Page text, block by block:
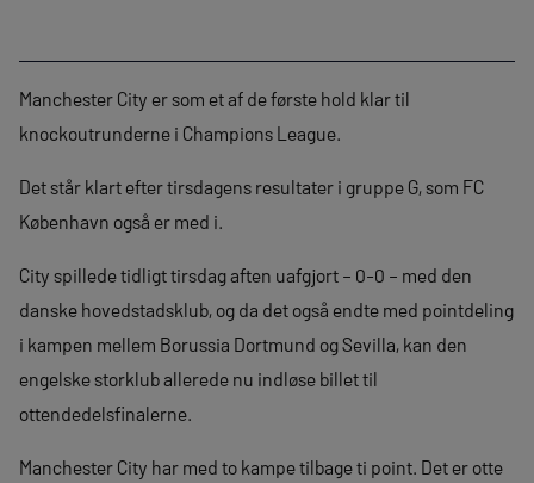
Manchester City er som et af de første hold klar til
knockoutrunderne i Champions League.
Det står klart efter tirsdagens resultater i gruppe G, som FC
København også er med i.
City spillede tidligt tirsdag aften uafgjort – 0-0 – med den
danske hovedstadsklub, og da det også endte med pointdeling
i kampen mellem Borussia Dortmund og Sevilla, kan den
engelske storklub allerede nu indløse billet til
ottendedelsfinalerne.
Manchester City har med to kampe tilbage ti point. Det er otte